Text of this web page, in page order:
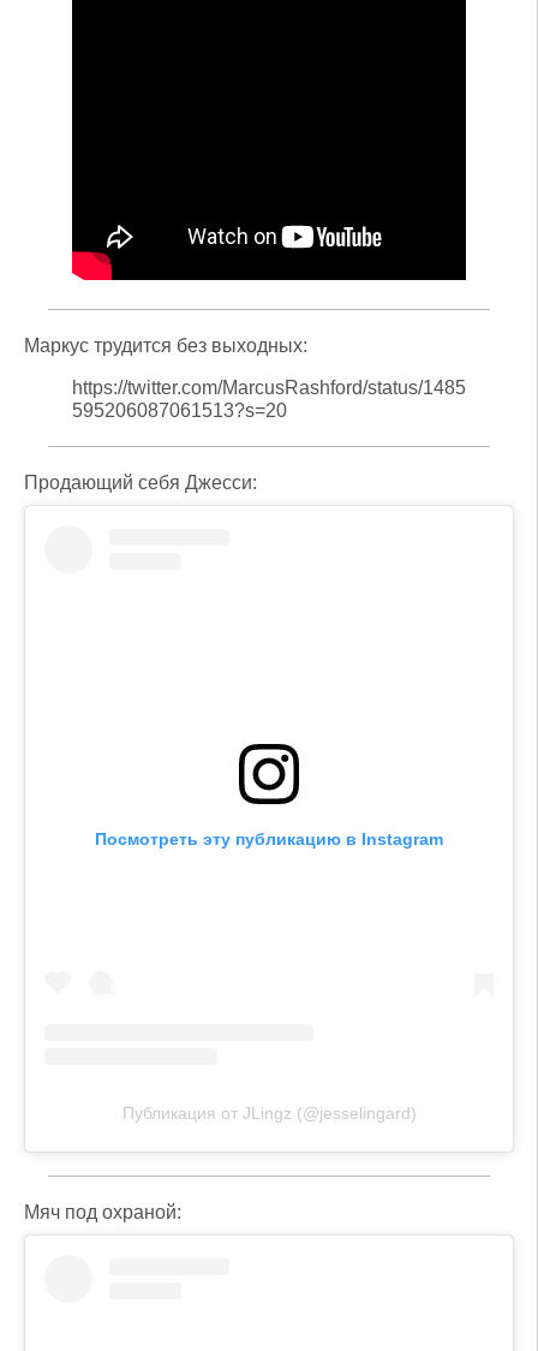
Маркус трудится без выходных:
https://twitter.com/MarcusRashford/status/1485
595206087061513?s=20
Продающий себя Джесси:
Посмотреть эту публикацию в Instagram
Публикация от JLingz (@jesselingard)
Мяч под охраной: